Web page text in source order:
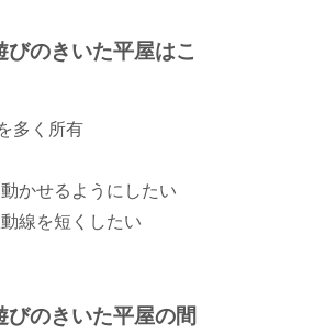
のきいた平屋はこ
多く所有
かせるようにしたい
線を短くしたい
びのきいた平屋の間